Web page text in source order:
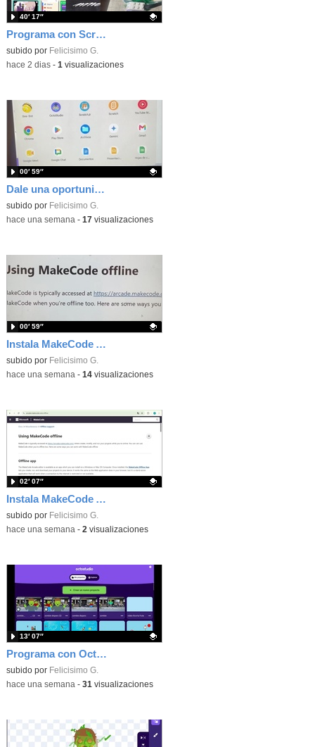
Programa con Scratch juegos con los partidos del mundial 2026 ganados por España
Contenido educativo.
subido por Felicisimo G.
40′ 17″
-hace 2 dias- 1 visualizaciones
Dale una oportunidad a los Chromebooks y utiliza un proyector para realizar talleres si no tienes pantallas táctiles
Contenido educativo.
subido por Felicisimo G.
00′ 59″
-hace una semana - 17 visualizaciones
Instala MakeCode Arcade para trabajar offline en tu tablet, ordenador, Chromebook
Contenido educativo.
subido por Felicisimo G.
00′ 59″
-hace una semana - 14visualizaciones
Instala MakeCode Arcade offline para programar grandes juegos sin necesidad de Internet
Contenido educativo.
subido por Felicisimo G.
02′ 07″
-hace una semana - 2 visualizaciones
Programa con OctoStudio, un juego de disparos contra Zombies con un cargador basado en el House of the dead
Contenido educativo.
subido por Felicisimo G.
13′ 07″
-hace una semana - 31 visualizaciones